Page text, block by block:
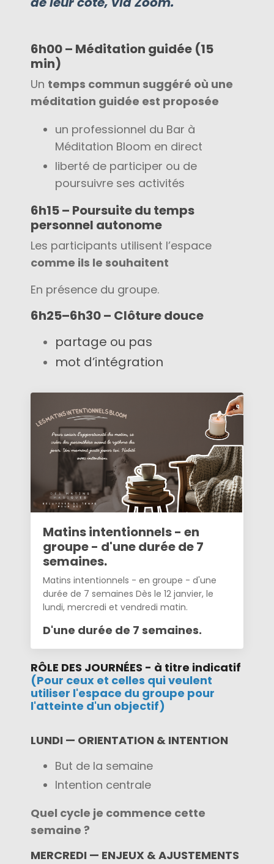
6h00 – Méditation guidée (15
min)
Un temps commun suggéré où une
méditation guidée est proposée
un professionnel du Bar à
Méditation Bloom en direct
liberté de participer ou de
poursuivre ses activités
6h15 – Poursuite du temps
personnel autonome
Les participants utilisent l’espace
comme ils le souhaitent
En présence du groupe.
6h25–6h30 – Clôture douce
partage ou pas
mot d’intégration
Matins intentionnels - en
groupe - d'une durée de 7
semaines.
Matins intentionnels - en groupe - d'une
durée de 7 semaines Dès le 12 janvier, le
lundi, mercredi et vendredi matin.
D'une durée de 7 semaines.
RÔLE DES JOURNÉES - à titre indicatif
(Pour ceux et celles qui veulent
utiliser l'espace du groupe pour
l'atteinte d'un objectif)
LUNDI — ORIENTATION & INTENTION
But de la semaine
Intention centrale
Quel cycle je commence cette
semaine ?
MERCREDI — ENJEUX & AJUSTEMENTS